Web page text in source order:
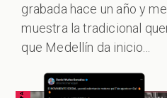
grabada hace un año y
muestra la tradicional
que Medellín da inicio...